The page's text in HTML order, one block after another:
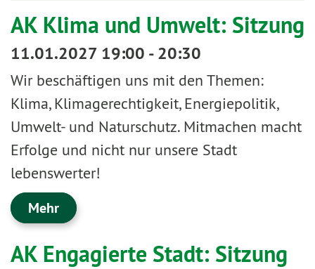
AK Klima und Umwelt: Sitzung
11.01.2027 19:00 - 20:30
Wir beschäftigen uns mit den Themen:
Klima, Klimagerechtigkeit, Energiepolitik,
Umwelt- und Naturschutz. Mitmachen macht
Erfolge und nicht nur unsere Stadt
lebenswerter!
Mehr
AK Engagierte Stadt: Sitzung